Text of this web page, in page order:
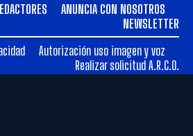
ANUNCIA CON NOSOTROS
NEWSLETTER
Autorización uso imagen y voz
Realizar solicitud A.R.C.O.